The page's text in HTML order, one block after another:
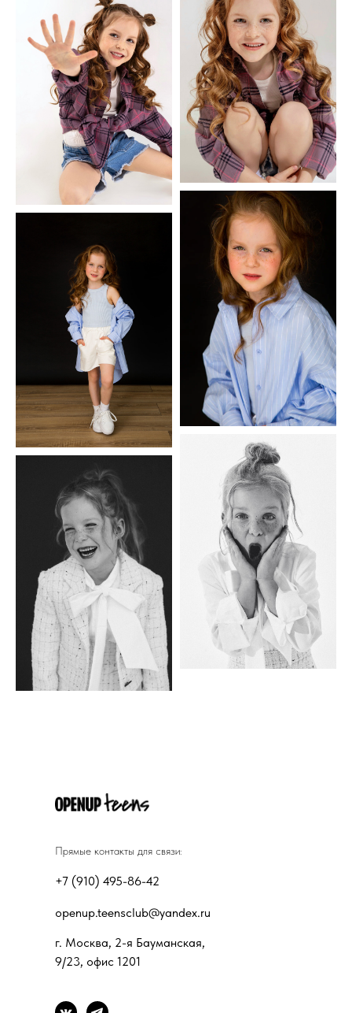
г. Москва, 2-я Бауманская,
9/23, офис 1201
+7 (910) 495-86-42
openup.teensclub@yandex.ru
Прямые контакты для связи: